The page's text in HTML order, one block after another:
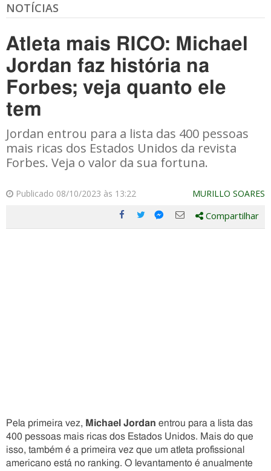
NOTÍCIAS
Atleta mais RICO: Michael
Jordan faz história na
Forbes; veja quanto ele
tem
Jordan entrou para a lista das 400 pessoas
mais ricas dos Estados Unidos da revista
Forbes. Veja o valor da sua fortuna.
Publicado 08/10/2023 às 13:22 MURILLO SOARES
Compartilhe
Compartilhe
Compartilhe
Compartilhe
Compartilhar
Pela primeira vez, Michael Jordan entrou para a lista das
400 pessoas mais ricas dos Estados Unidos. Mais do que
isso, também é a primeira vez que um atleta profissional
americano está no ranking. O levantamento é anualmente